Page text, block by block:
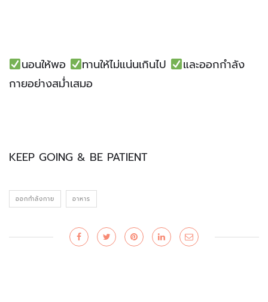
นอนให้พอ ทานให้ไม่แน่นเกินไป
และออกกำลัง
กายอย่างสม่ำเสมอ
KEEP GOING & BE PATIENT
ออกกำลังกาย อาหาร